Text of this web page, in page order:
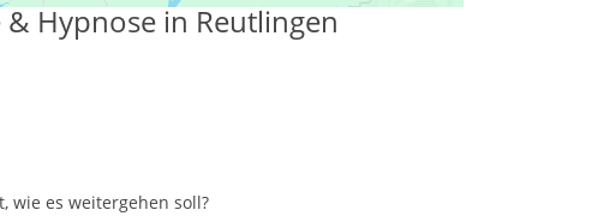
Hypnose in Reutlingen
wie es weitergehen soll?